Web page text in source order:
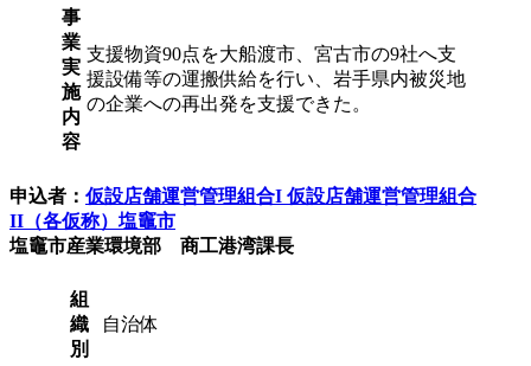
事
業
実
施
内
容
支援物資90点を大船渡市、宮古市の9社へ支
援設備等の運搬供給を行い、岩手県内被災地
の企業への再出発を支援できた。
申込者： 仮設店舗運営管理組合I 仮設店舗運営管理組合
II（各仮称）塩竈市
塩竈市産業環境部 商工港湾課長
組
織
別
自治体